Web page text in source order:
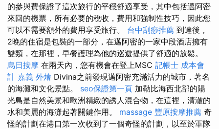
的參與費保證了這次旅行的平穩舒適享受，其中包括邁阿密
來回的機票，所有必要的稅收，費用和強制性技巧，因此您
可以不需要額外的費用享受旅行。 台中刮痧推薦 到達後，
2晚的住宿是包裝的一部分，在邁阿密的一家中段酒店擁有
雙類，在那裡，早餐護理為他的巡遊提供了舒適的放鬆。
烏日按摩 在兩天內，您有機會在登上MSC 記帳士 成本會
計 嘉義 外燴 Divina之前發現邁阿密充滿活力的城市，著名
的海灘和文化景點。 seo保證第一頁 加勒比海西北部的陽
光島是自然美景和歐洲精緻的誘人混合物，在這裡，清澈的
水和美麗的海灘起著關鍵作用。 massage 豐原按摩推薦 奇
怪的計劃在港口第一次收到了一個奇怪的計劃，以至於軍隊